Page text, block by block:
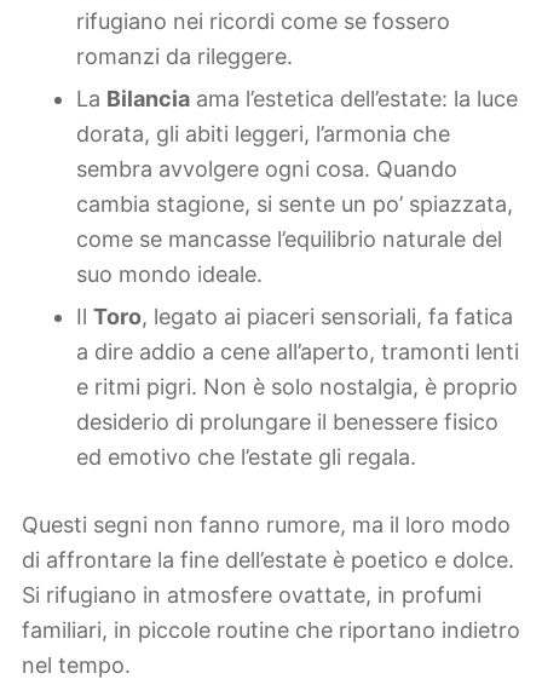
rifugiano nei ricordi come se fossero
romanzi da rileggere.
La Bilancia ama l’estetica dell’estate: la luce
dorata, gli abiti leggeri, l’armonia che
sembra avvolgere ogni cosa. Quando
cambia stagione, si sente un po’ spiazzata,
come se mancasse l’equilibrio naturale del
suo mondo ideale.
Il Toro, legato ai piaceri sensoriali, fa fatica
a dire addio a cene all’aperto, tramonti lenti
e ritmi pigri. Non è solo nostalgia, è proprio
desiderio di prolungare il benessere fisico
ed emotivo che l’estate gli regala.
Questi segni non fanno rumore, ma il loro modo
di affrontare la fine dell’estate è poetico e dolce.
Si rifugiano in atmosfere ovattate, in profumi
familiari, in piccole routine che riportano indietro
nel tempo.